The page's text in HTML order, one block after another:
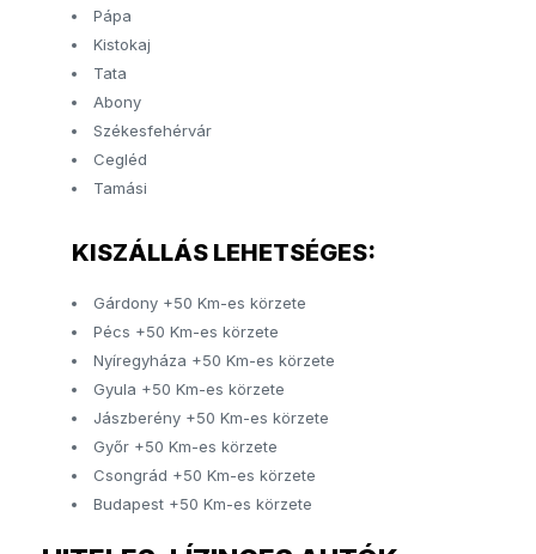
Pápa
Kistokaj
Tata
Abony
Székesfehérvár
Cegléd
Tamási
KISZÁLLÁS LEHETSÉGES:
Gárdony +50 Km-es körzete
Pécs +50 Km-es körzete
Nyíregyháza +50 Km-es körzete
Gyula +50 Km-es körzete
Jászberény +50 Km-es körzete
Győr +50 Km-es körzete
Csongrád +50 Km-es körzete
Budapest +50 Km-es körzete